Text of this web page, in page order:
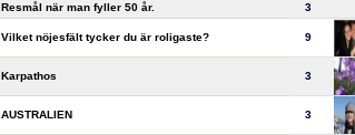
Resmål när man fyller 50 år. 3
Vilket nöjesfält tycker du är roligaste? 9
Karpathos 3
AUSTRALIEN 3